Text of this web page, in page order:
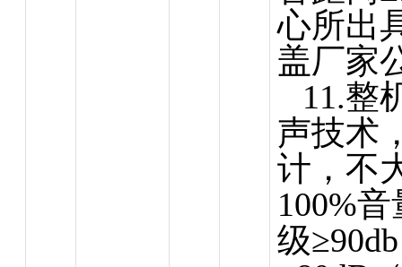
心所出
盖厂家
11.整
声技术
计，不
100%
级